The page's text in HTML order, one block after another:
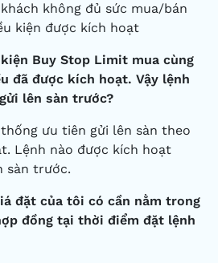
không đủ sức mua/bán
kiện được kích hoạt
Buy Stop Limit mua cùng
đã được kích hoạt. Vậy lệnh
lên sàn trước?
ưu tiên gửi lên sàn theo
Lệnh nào được kích hoạt
sàn trước.
đặt của tôi có cần nằm trong
đồng tại thời điểm đặt lệnh